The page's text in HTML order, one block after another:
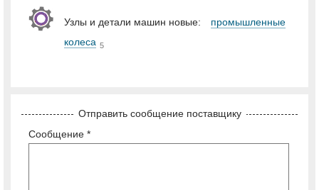
Узлы и детали машин новые:
промышленные
колеса 5
Отправить сообщение поставщику
Сообщение *